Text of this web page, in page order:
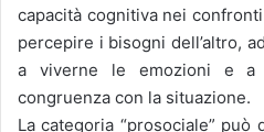
capacità cognitiva nei
percepire i bisogni dell’altro,
a viverne le emozioni e a
congruenza con la situazione.
La categoria “prosociale”